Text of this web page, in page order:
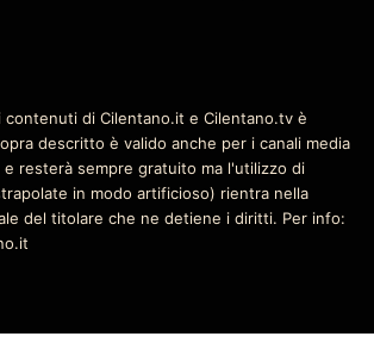
contenuti di Cilentano.it e Cilentano.tv è
descritto è valido anche per i canali media
resterà sempre gratuito ma l'utilizzo di
in modo artificioso) rientra nella
del titolare che ne detiene i diritti. Per info: